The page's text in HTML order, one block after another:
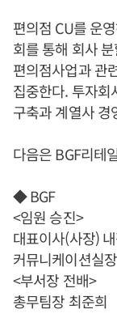
편의점 CU를 운
회를 통해 회사
편의점사업과 관
집중한다. 투자회
구축과 계열사 경
다음은 BGF리테
◆ BGF
<임원 승진>
대표이사(사장)
커뮤니케이션실
<부서장 전배>
총무팀장 최준희